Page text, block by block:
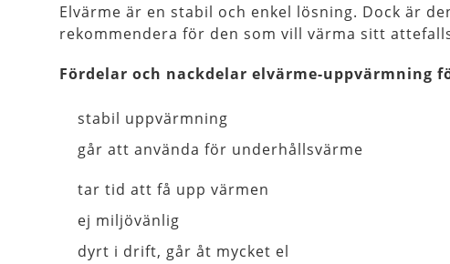
Elvärme är en stabil och enkel lösning. Dock är
rekommendera för den som vill värma sitt
Fördelar och nackdelar elvärme-uppvärmning
stabil uppvärmning
går att använda för underhållsvärme
tar tid att få upp värmen
ej miljövänlig
dyrt i drift, går åt mycket el